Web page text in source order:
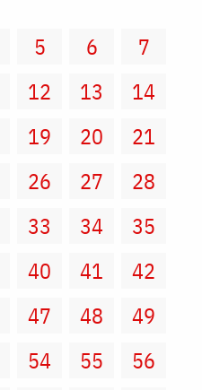
5 6
7
12 13
14
19 20
21
26 27
28
33 34
35
40 41
42
47 48
49
54 55
56